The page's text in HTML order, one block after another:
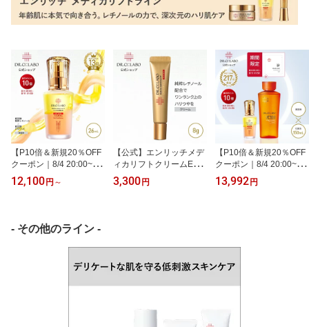
【P10倍＆新規20％OFF
クーポン｜8/4 20:00~8/1
1 1:59】【公式】エンリ
ッチメディカリフトデュ
チノール 毛穴 ハリ くす
み 2層タイプ 乾燥肌 保湿
透明感 女性 セラム ギフ
12,100 円 ～
【公式】エンリッチメデ
ィカリフトクリームEX 8
g ドクターシーラボ | 純
粋レチノール シワ ハリ
3,300 円
【P10倍＆新規20％OFF
クーポン｜8/4 20:00~8/1
1 1:59】【公式】VC100
エッセンスローション E
水 毛穴 美容液 レチノー
り物 ギフト プレゼント
13,992 円
- その他のライン -